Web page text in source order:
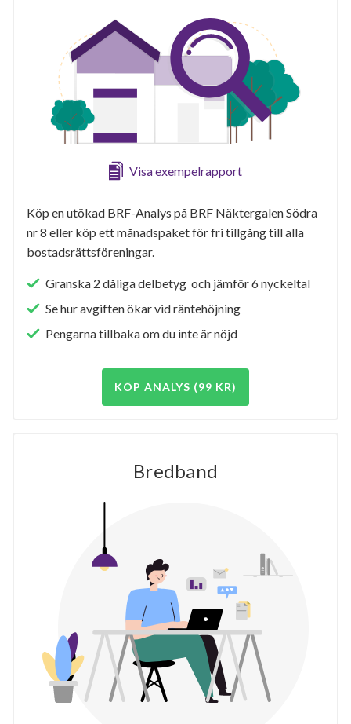
Visa exempelrapport
Köp en utökad BRF-Analys på BRF Näktergalen Södra
nr 8 eller köp ett månadspaket för fri tillgång till alla
bostadsrättsföreningar.
Granska 2 dåliga delbetyg och jämför 6 nyckeltal
Se hur avgiften ökar vid räntehöjning
Pengarna tillbaka om du inte är nöjd
KÖP ANALYS (99 KR)
Bredband